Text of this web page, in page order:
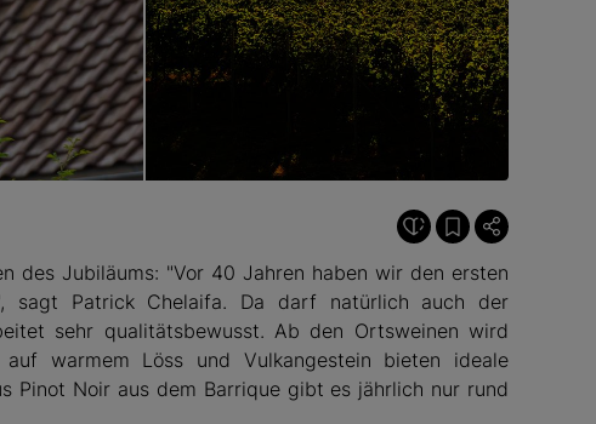
des Jubiläums: "Vor 40 Jahren haben wir den ersten
sagt Patrick Chelaifa. Da darf natürlich auch der
sehr qualitätsbewusst. Ab den Ortsweinen wird
warmem Löss und Vulkangestein bieten ideale
Pinot Noir aus dem Barrique gibt es jährlich nur rund